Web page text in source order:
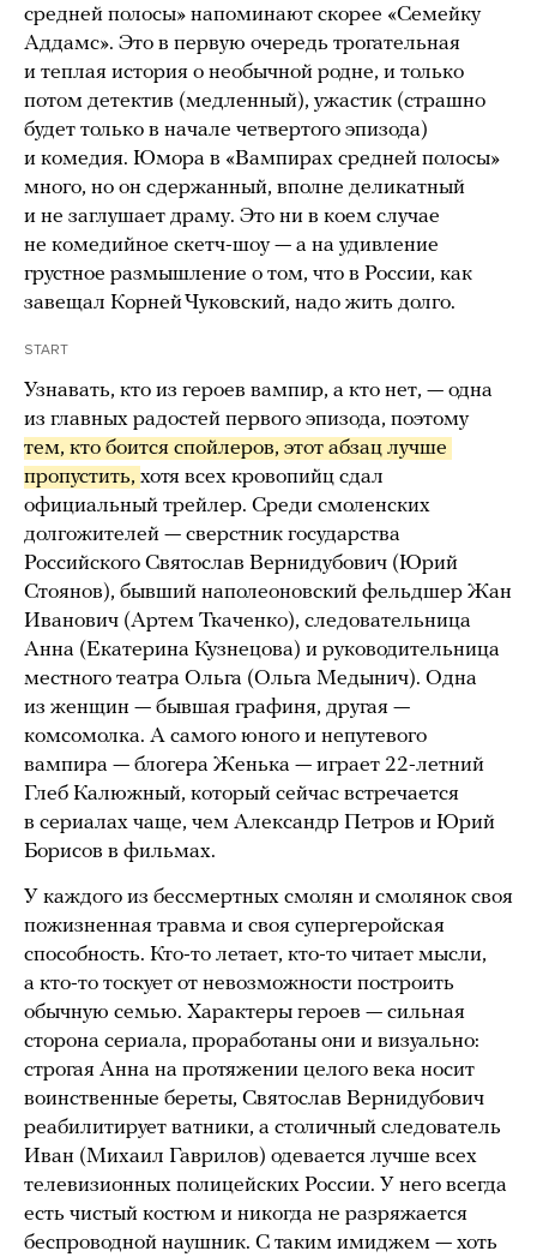
средней полосы» напоминают скорее «Семейку
Аддамс». Это в первую очередь трогательная
и теплая история о необычной родне, и только
потом детектив (медленный), ужастик (страшно
будет только в начале четвертого эпизода)
и комедия. Юмора в «Вампирах средней полосы»
много, но он сдержанный, вполне деликатный
и не заглушает драму. Это ни в коем случае
не комедийное скетч-шоу — а на удивление
грустное размышление о том, что в России, как
завещал Корней Чуковский, надо жить долго.
START
Узнавать, кто из героев вампир, а кто нет, — одна
из главных радостей первого эпизода, поэтому
тем, кто боится спойлеров, этот абзац лучше
пропустить, хотя всех кровопийц сдал
официальный трейлер. Среди смоленских
долгожителей — сверстник государства
Российского Святослав Вернидубович (Юрий
Стоянов), бывший наполеоновский фельдшер Жан
Иванович (Артем Ткаченко), следовательница
Анна (Екатерина Кузнецова) и руководительница
местного театра Ольга (Ольга Медынич). Одна
из женщин — бывшая графиня, другая —
комсомолка. А самого юного и непутевого
вампира — блогера Женька — играет 22-летний
Глеб Калюжный, который сейчас встречается
в сериалах чаще, чем Александр Петров и Юрий
Борисов в фильмах.
У каждого из бессмертных смолян и смолянок своя
пожизненная травма и своя супергеройская
способность. Кто-то летает, кто-то читает мысли,
а кто-то тоскует от невозможности построить
обычную семью. Характеры героев — сильная
сторона сериала, проработаны они и визуально:
строгая Анна на протяжении целого века носит
воинственные береты, Святослав Вернидубович
реабилитирует ватники, а столичный следователь
Иван (Михаил Гаврилов) одевается лучше всех
телевизионных полицейских России. У него всегда
есть чистый костюм и никогда не разряжается
беспроводной наушник. С таким имиджем — хоть